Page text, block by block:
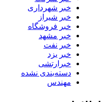
خبر شهرداری
خبر شیراز
خبر فروشگاه
خبر مشهد
خبر نفت
خبر یزد
خبرارتشی
دسته‌بندی نشده
مهندس